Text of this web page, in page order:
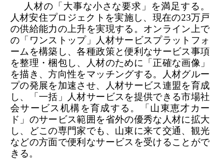
人材の「大事な小さな要求」を満足する。
人材安住プロジェクトを実施し、現在の23万戸
の供給能力の上升を実現する。オンライン上で
の「ワンストップ」人材サービスプラットフォ
ームを構築し、各種政策と便利なサービス事項
を整理・梱包し、人材のために「正確な画像」
を描き、方向性をマッチングする。人材グルー
プの発展を加速させ、人材サービス連盟を育成
し、「一括」人材サービスを提供できる市場社
会サービス机構を育成する。「山東恵才カー
ド」のサービス範囲を省外の優秀な人材に拡大
し、どこの専門家でも、山東に来て交通、観光
などの方面で便利なサービスを受けることがで
きる。